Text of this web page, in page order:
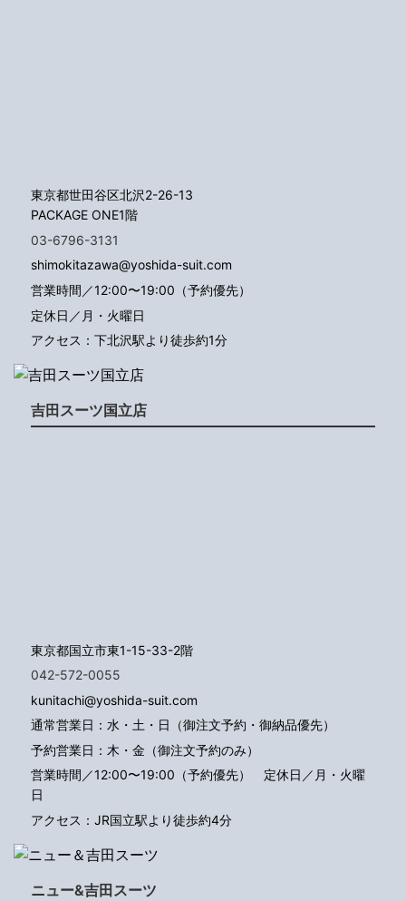
東京都世田谷区北沢2-26-13
PACKAGE ONE1階
03-6796-3131
shimokitazawa@yoshida-suit.com
営業時間／12:00〜19:00（予約優先）
定休日／月・火曜日
アクセス：下北沢駅より徒歩約1分
吉田スーツ国立店
東京都国立市東1-15-33-2階
042-572-0055
kunitachi@yoshida-suit.com
通常営業日：水・土・日（御注文予約・御納品優先）
予約営業日：木・金（御注文予約のみ）
営業時間／12:00〜19:00（予約優先） 定休日／月・火曜
日
アクセス：JR国立駅より徒歩約4分
ニュー&吉田スーツ